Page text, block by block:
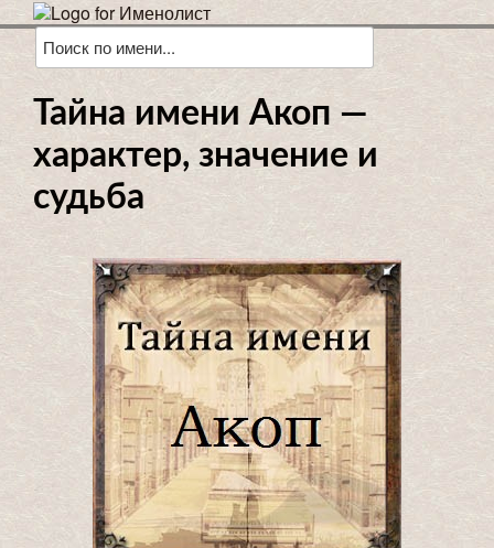
Тайна имени Акоп —
характер, значение и
судьба